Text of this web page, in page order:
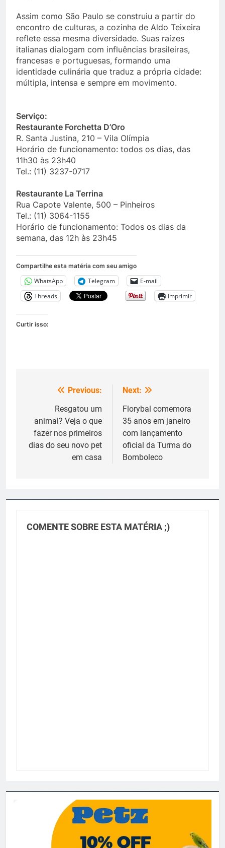
Assim como São Paulo se construiu a partir do
encontro de culturas, a cozinha de Aldo Teixeira
reflete essa mesma diversidade. Suas raízes
italianas dialogam com influências brasileiras,
francesas e portuguesas, formando uma
identidade culinária que traduz a própria cidade:
múltipla, intensa e sempre em movimento.
Serviço:
Restaurante Forchetta D’Oro
R. Santa Justina, 210 – Vila Olímpia
Horário de funcionamento: todos os dias, das
11h30 às 23h40
Tel.: (11) 3237-0717
Restaurante La Terrina
Rua Capote Valente, 500 – Pinheiros
Tel.: (11) 3064-1155
Horário de funcionamento: Todos os dias da
semana, das 12h às 23h45
Compartilhe esta matéria com seu amigo
WhatsApp Telegram
E-mail
Threads
Imprimir
Curtir isso:
Navegação
Post
Previous:
Resgatou um
animal? Veja o que
fazer nos primeiros
dias do seu novo pet
em casa
Next:
Florybal comemora
35 anos em janeiro
com lançamento
oficial da Turma do
Bomboleco
COMENTE SOBRE ESTA MATÉRIA ;)